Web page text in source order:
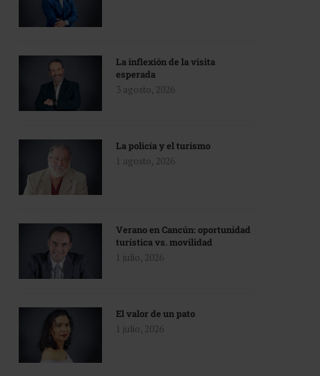
La inflexión de la visita
esperada
3 agosto, 2026
La policía y el turismo
1 agosto, 2026
Verano en Cancún: oportunidad
turística vs. movilidad
1 julio, 2026
El valor de un pato
1 julio, 2026